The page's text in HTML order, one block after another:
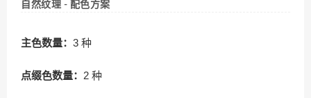
自然纹理 - 配色方案
主色数量： 3 种
点缀色数量： 2 种